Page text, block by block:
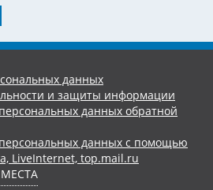
данных
и защиты информации
данных обратной
персональных данных с помощью
LiveInternet, top.mail.ru